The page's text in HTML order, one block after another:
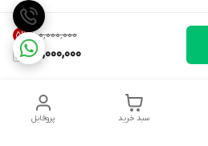
۱۰۰٬۰۰۰٬۰۰۰ 5%
95,000,000
پروفایل سبد خرید